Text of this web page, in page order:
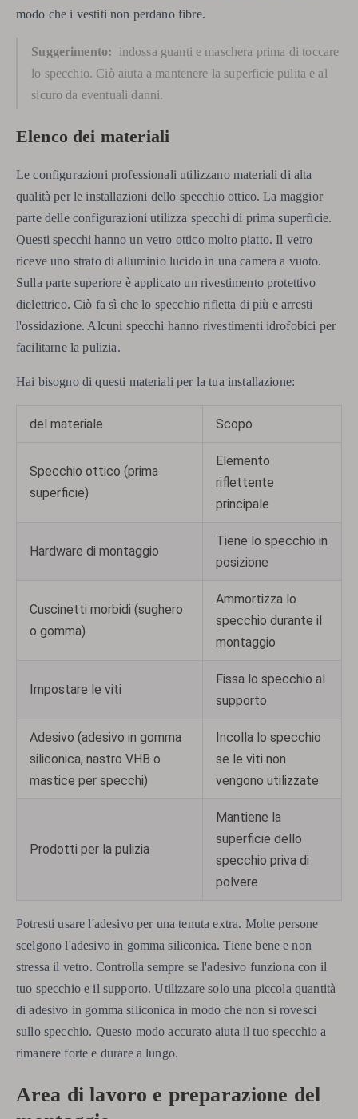
modo che i vestiti non perdano fibre.
Suggerimento:
indossa guanti e maschera prima di toccare
lo specchio. Ciò aiuta a mantenere la superficie pulita e al
sicuro da eventuali danni.
Elenco dei materiali
Le configurazioni professionali utilizzano materiali di alta
qualità per le installazioni dello specchio ottico. La maggior
parte delle configurazioni utilizza specchi di prima superficie.
Questi specchi hanno un vetro ottico molto piatto. Il vetro
riceve uno strato di alluminio lucido in una camera a vuoto.
Sulla parte superiore è applicato un rivestimento protettivo
dielettrico. Ciò fa sì che lo specchio rifletta di più e arresti
l'ossidazione. Alcuni specchi hanno rivestimenti idrofobici per
facilitarne la pulizia.
Hai bisogno di questi materiali per la tua installazione:
del materiale Scopo
Specchio ottico (prima
superficie)
Elemento
riflettente
principale
Hardware di montaggio
Tiene lo specchio in
posizione
Cuscinetti morbidi (sughero
o gomma)
Ammortizza lo
specchio durante il
montaggio
Impostare le viti
Fissa lo specchio al
supporto
Adesivo (adesivo in gomma
siliconica, nastro VHB o
mastice per specchi)
Incolla lo specchio
se le viti non
vengono utilizzate
Prodotti per la pulizia
Mantiene la
superficie dello
specchio priva di
polvere
Potresti usare l'adesivo per una tenuta extra. Molte persone
scelgono l'adesivo in gomma siliconica. Tiene bene e non
stressa il vetro. Controlla sempre se l'adesivo funziona con il
tuo specchio e il supporto. Utilizzare solo una piccola quantità
di adesivo in gomma siliconica in modo che non si rovesci
sullo specchio. Questo modo accurato aiuta il tuo specchio a
rimanere forte e durare a lungo.
Area di lavoro e preparazione del